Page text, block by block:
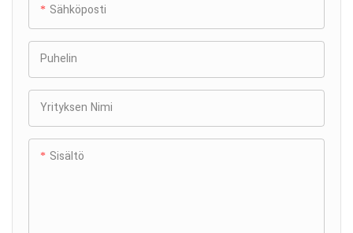
Sähköposti
Puhelin
Yrityksen Nimi
Sisältö